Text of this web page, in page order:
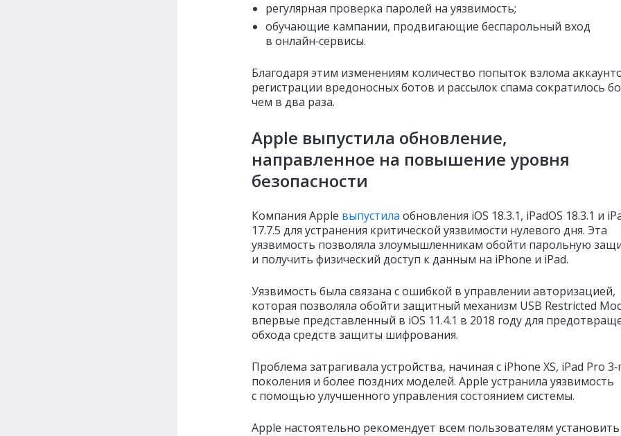
регулярная проверка паролей на уязвимость;
обучающие кампании, продвигающие беспарольный вход
в онлайн‑сервисы.
Благодаря этим изменениям количество попыток взлома
регистрации вредоносных ботов и рассылок спама сократилось
чем в два раза.
Apple выпустила обновление,
направленное на повышение уровня
безопасности
Компания Apple выпустила обновления iOS 18.3.1, iPadOS 18.3.1 и
17.7.5 для устранения критической уязвимости нулевого дня. Эта
уязвимость позволяла злоумышленникам обойти парольную
и получить физический доступ к данным на iPhone и iPad.
Уязвимость была связана с ошибкой в управлении авторизацией,
которая позволяла обойти защитный механизм USB Restricted
впервые представленный в iOS 11.4.1 в 2018 году для
обхода средств защиты шифрования.
Проблема затрагивала устройства, начиная с iPhone XS, iPad Pro
поколения и более поздних моделей. Apple устранила уязвимость
с помощью улучшенного управления состоянием системы.
Apple настоятельно рекомендует всем пользователям установить